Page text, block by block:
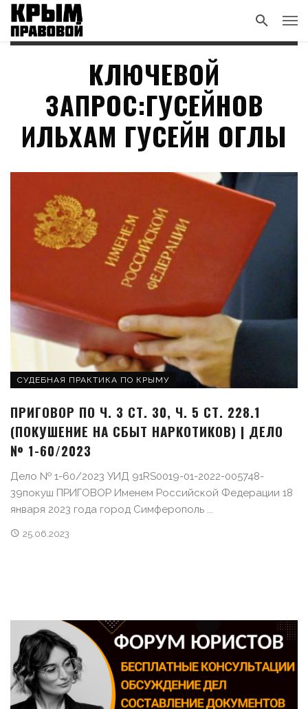
КЛЮЧЕВОЙ
ЗАПРОС:ГУСЕЙНОВ
ИЛЬХАМ ГУСЕЙН ОГЛЫ
СУДЕБНАЯ ПРАКТИКА ПО КРЫМУ
ПРИГОВОР ПО Ч. 3 СТ. 30, Ч. 5 СТ. 228.1
(ПОКУШЕНИЕ НА СБЫТ НАРКОТИКОВ) | ДЕЛО
№ 1-60/2023
Дело № 1-60/2023 УИД 91RS0019-01-2022-005748-
39покуш ПРИГОВОР Именем Российской Федерации 18
января 2023 года город Симферополь ...
25.06.2023